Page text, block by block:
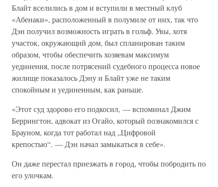
Блайт вселились в дом и вступили в местный клуб
«Абенаки», расположенный в полумиле от них, так что
Дэн получил возможность играть в гольф. Увы, хотя
участок, окружающий дом, был спланирован таким
образом, чтобы обеспечить хозяевам максимум
уединения, после потрясений судебного процесса новое
жилище показалось Дэну и Блайт уже не таким
спокойным и уединенным, как раньше.
«Этот суд здорово его подкосил, — вспоминал Джим
Беррингтон, адвокат из Огайо, который познакомился с
Брауном, когда тот работал над „Цифровой
крепостью“. — Дэн начал замыкаться в себе».
Он даже перестал приезжать в город, чтобы побродить по
его улочкам.